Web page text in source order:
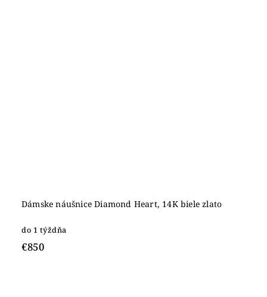
Dámske náušnice Diamond Heart, 14K biele zlato
do 1 týždňa
€850